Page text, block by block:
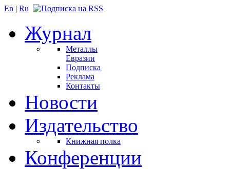
En | Ru
Журнал
Металлы
Евразии
Подписка
Реклама
Контакты
Новости
Издательство
Книжная полка
Конференции